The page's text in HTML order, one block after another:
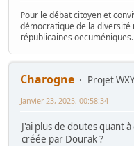
Pour le débat citoyen et
démocratique de la
républicaines oecuméniques.
Charogne
Projet
Janvier 23, 2025, 00:58:34
J'ai plus de doutes quant
créée par Dourak ?